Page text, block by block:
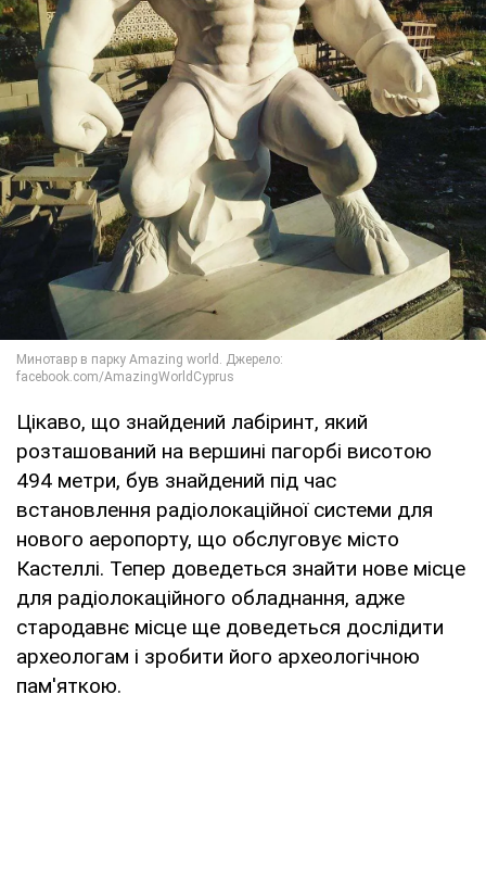
Цікаво, що знайдений лабіринт, який
розташований на вершині пагорбі висотою
494 метри, був знайдений під час
встановлення радіолокаційної системи для
нового аеропорту, що обслуговує місто
Кастеллі. Тепер доведеться знайти нове місце
для радіолокаційного обладнання, адже
стародавнє місце ще доведеться дослідити
археологам і зробити його археологічною
пам'яткою.